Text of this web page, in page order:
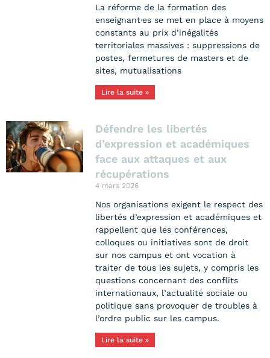
La réforme de la formation des
enseignant·es se met en place à moyens
constants au prix d’inégalités
territoriales massives : suppressions de
postes, fermetures de masters et de
sites, mutualisations
Lire la suite »
Défendre les libertés
d’expression et académiques
face aux attaques et aux
récupérations
4 mars 2026
Nos organisations exigent le respect des
libertés d’expression et académiques et
rappellent que les conférences,
colloques ou initiatives sont de droit
sur nos campus et ont vocation à
traiter de tous les sujets, y compris les
questions concernant des conflits
internationaux, l’actualité sociale ou
politique sans provoquer de troubles à
l’ordre public sur les campus.
Lire la suite »